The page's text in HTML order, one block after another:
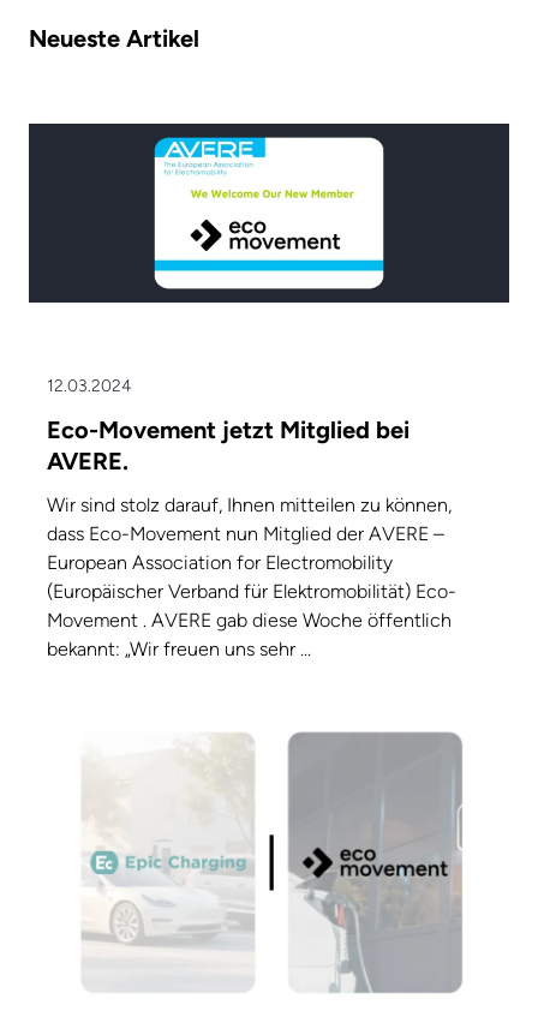
Neueste Artikel
12.03.2024
Eco-Movement jetzt Mitglied bei
AVERE.
Wir sind stolz darauf, Ihnen mitteilen zu können,
dass Eco-Movement nun Mitglied der AVERE –
European Association for Electromobility
(Europäischer Verband für Elektromobilität) Eco-
Movement . AVERE gab diese Woche öffentlich
bekannt: „Wir freuen uns sehr ...